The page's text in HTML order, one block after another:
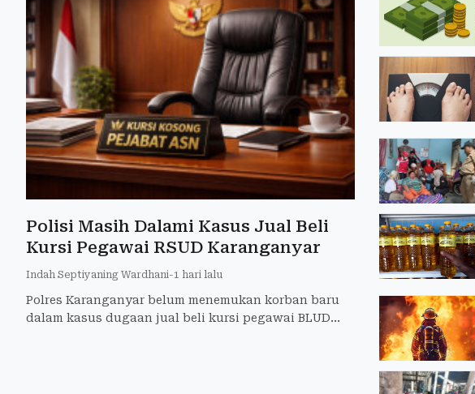
Polisi Masih Dalami Kasus Jual Beli
Kursi Pegawai RSUD Karanganyar
Indah Septiyaning Wardhani-1 hari lalu
Polres Karanganyar belum menemukan korban baru
dalam kasus dugaan jual beli kursi pegawai BLUD